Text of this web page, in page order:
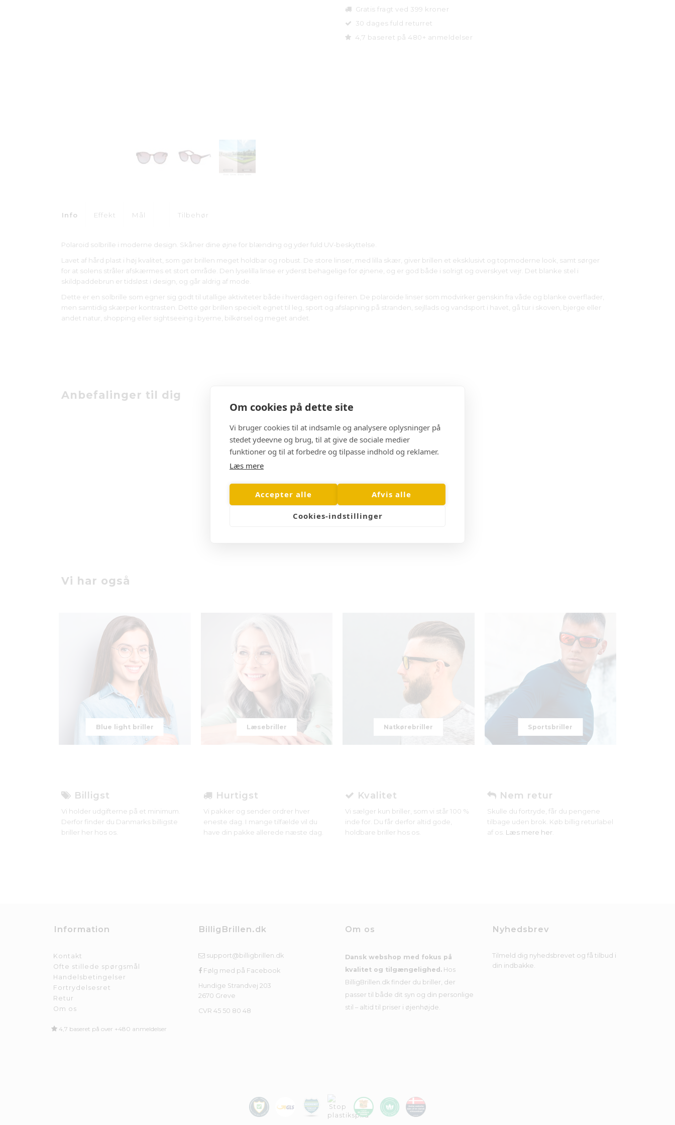
Om cookies på dette site
Vi bruger cookies til at indsamle og analysere oplysninger på
stedet ydeevne og brug, til at give de sociale medier
funktioner og til at forbedre og tilpasse indhold og reklamer.
Læs mere
Accepter alle Afvis alle
Cookies-indstillinger
Gratis fragt ved 399 kroner
30 dages fuld returret
4,7 baseret på 480+ anmeldelser
Info Effekt Mål Tilbehør
Polaroid solbrille i moderne design. Skåner dine øjne for blænding og yder fuld UV-beskyttelse.
Lavet af hård plast i høj kvalitet, som gør brillen meget holdbar og robust. De store linser, med lilla skær, giver brillen et eksklusivt og topmoderne look, samt sørger
for at solens stråler afskærmes et stort område. Den lyselilla linse er yderst behagelige for øjnene, og er god både i solrigt og overskyet vejr. Det blanke stel i
skildpaddebrun er tidsløst i design, og går aldrig af mode.
Dette er en solbrille som egner sig godt til utallige aktiviteter både i hverdagen og i feiren. De polaroide linser som modvirker genskin fra våde og blanke overflader,
men samtidig skærper kontrasten. Dette gør brillen specielt egnet til leg, sport og afslapning på stranden, sejllads og vandsport i havet, gå tur i skoven, bjerge eller
andet natur, shopping eller sightseeing i byerne, bilkørsel og meget andet.
Anbefalinger til dig
199,00 kr
499,00 kr
Vi har også
Blue light briller Læsebriller Natkørebriller Sportsbriller
Billigst
Vi holder udgifterne på et minimum.
Derfor finder du Danmarks billigste
briller her hos os.
Hurtigst
Vi pakker og sender ordrer hver
eneste dag. I mange tilfælde vil du
have din pakke allerede næste dag.
Kvalitet
Vi sælger kun briller, som vi står 100 %
inde for. Du får derfor altid gode,
holdbare briller hos os.
Nem retur
Skulle du fortryde, får du pengene
tilbage uden brok. Køb billig returlabel
af os. Læs mere her.
Information
Kontakt
Ofte stillede spørgsmål
Handelsbetingelser
Fortrydelsesret
Retur
Om os
4,7 baseret på over +480 anmeldelser
BilligBrillen.dk
support@billigbrillen.dk
Følg med på Facebook
Hundige Strandvej 203
2670 Greve
CVR 45 50 80 48
Om os
Dansk webshop med fokus på
kvalitet og tilgængelighed. Hos
BilligBrillen.dk finder du briller, der
passer til både dit syn og din personlige
stil – altid til priser i øjenhøjde.
Nyhedsbrev
Tilmeld dig nyhedsbrevet og få tilbud i
din indbakke.